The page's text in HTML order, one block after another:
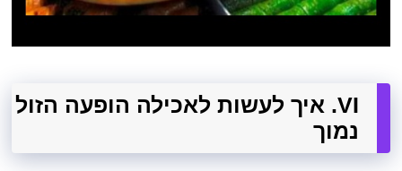
VI. איך לעשות לאכילה הופעה הזול
נמוך